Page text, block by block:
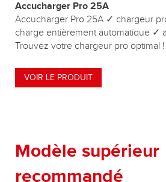
Accucharger Pro 25A
Accucharger Pro 25A ✓ chargeur
charge entièrement automatique ✓
Trouvez votre chargeur pro optimal !
VOIR LE PRODUIT
Modèle supérieur
recommandé